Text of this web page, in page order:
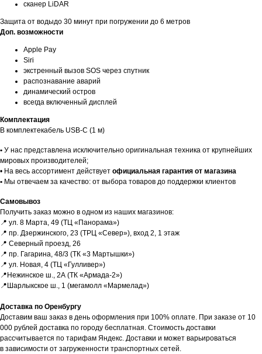
сканер LiDAR
Защита от водыдо 30 минут при погружении до 6 метров
Доп. возможности
Apple Pay
Siri
экстренный вызов SOS через спутник
распознавание аварий
динамический остров
всегда включенный дисплей
Комплектация
В комплектекабель USB-С (1 м)
• У нас представлена исключительно оригинальная техника от крупнейших
мировых производителей;
• На весь ассортимент действует официальная гарантия от магазина
• Мы отвечаем за качество: от выбора товаров до поддержки клиентов
Самовывоз
Получить заказ можно в одном из наших магазинов:
📍 ул. 8 Марта, 49 (ТЦ «Панорама»)
📍 пр. Дзержинского, 23 (ТРЦ «Север»), вход 2, 1 этаж
📍 Северный проезд, 26
📍 пр. Гагарина, 48/3 (ТК «3 Мартышки»)
📍 ул. Новая, 4 (ТЦ «Гулливер»)
📍Нежинское ш., 2А (ТК «Армада-2»)
📍Шарлыкское ш., 1 (мегамолл «Мармелад»)
Доставка по Оренбургу
Доставим ваш заказ в день оформления при 100% оплате. При заказе от 10
000 рублей доставка по городу бесплатная. Стоимость доставки
рассчитывается по тарифам Яндекс. Доставки и может варьироваться
в зависимости от загруженности транспортных сетей.
Ответы на
Нужна консультация?
Обратная связь